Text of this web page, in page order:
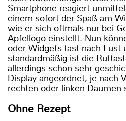
Smartphone reagiert
einem sofort der Spaß am
wie er sich oftmals nur bei
Apfellogo einstellt. Nun
oder Widgets fast nach Lust
standardmäßig ist die
allerdings schon sehr
Display angeordnet, je nach
rechten oder linken Daumen
Ohne Rezept